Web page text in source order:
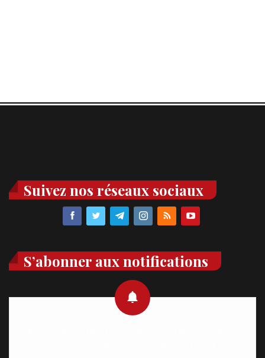
Suivez nos réseaux sociaux
S’abonner aux notifications